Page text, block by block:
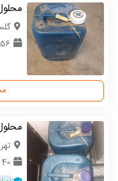
40 کیلوگرم